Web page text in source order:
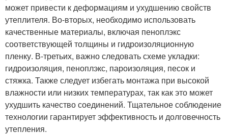
может привести к деформациям и ухудшению свойств
утеплителя. Во-вторых, необходимо использовать
качественные материалы, включая пеноплэкс
соответствующей толщины и гидроизоляционную
пленку. В-третьих, важно следовать схеме укладки:
гидроизоляция, пеноплэкс, пароизоляция, песок и
стяжка. Также следует избегать монтажа при высокой
влажности или низких температурах, так как это может
ухудшить качество соединений. Тщательное соблюдение
технологии гарантирует эффективность и долговечность
утепления.